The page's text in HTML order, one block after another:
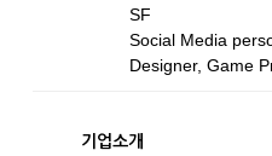
SF
Social Media
Designer, Game
기업소개